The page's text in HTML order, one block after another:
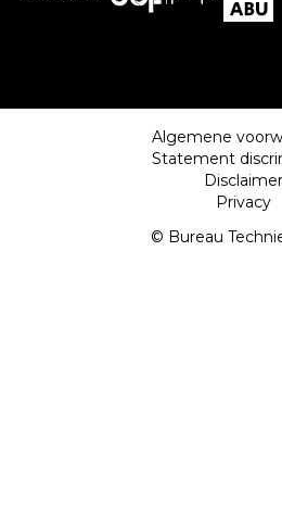
Algemene
Statement
Disclaimer
Privacy
© Bureau